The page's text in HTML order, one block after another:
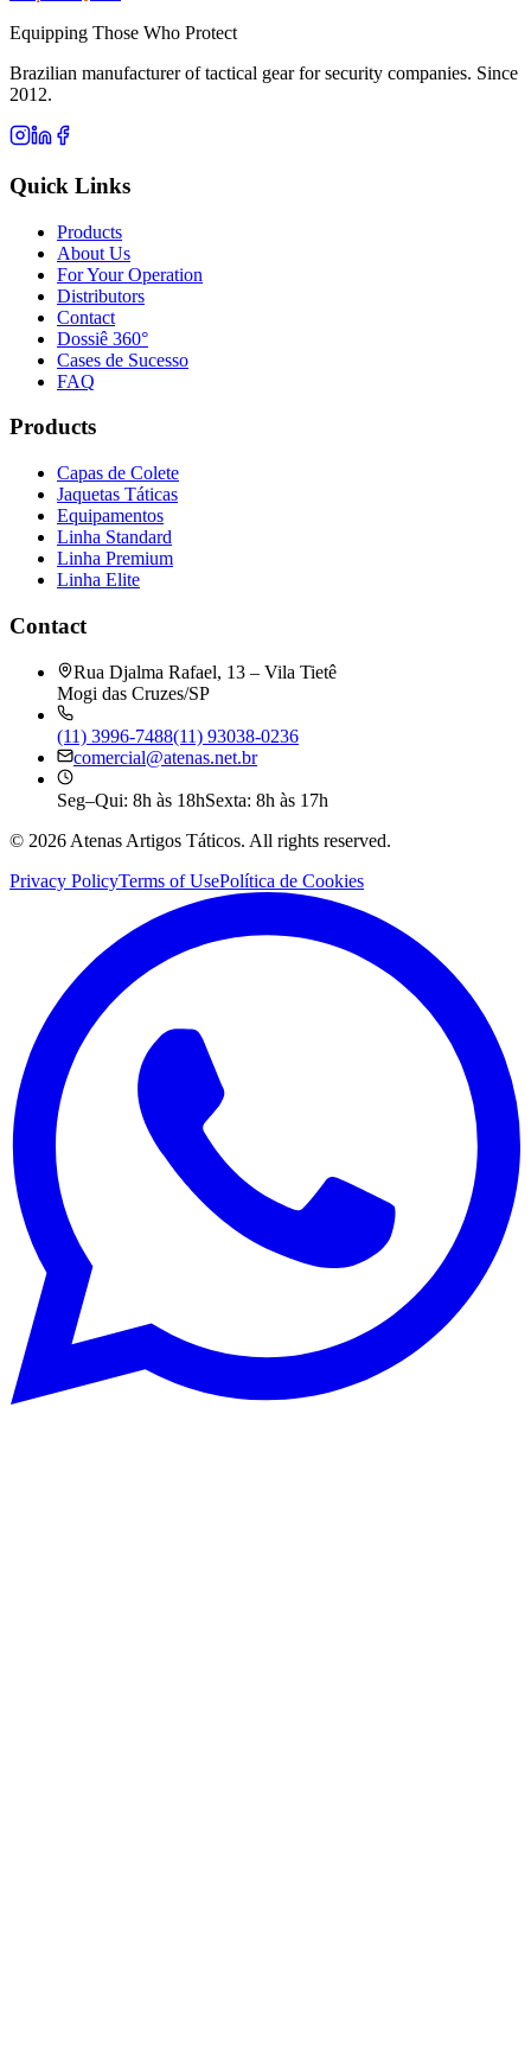
Equipping Those Who Protect
Brazilian manufacturer of tactical gear for security companies. Since
2012.
Quick Links
Products
About Us
For Your Operation
Distributors
Contact
Dossiê 360°
Cases de Sucesso
FAQ
Products
Capas de Colete
Jaquetas Táticas
Equipamentos
Linha Standard
Linha Premium
Linha Elite
Contact
Rua Djalma Rafael, 13 – Vila Tietê
Mogi das Cruzes/SP
(11) 3996-7488(11) 93038-0236
comercial@atenas.net.br
Seg–Qui: 8h às 18hSexta: 8h às 17h
© 2026 Atenas Artigos Táticos. All rights reserved.
Privacy PolicyTerms of UsePolítica de Cookies